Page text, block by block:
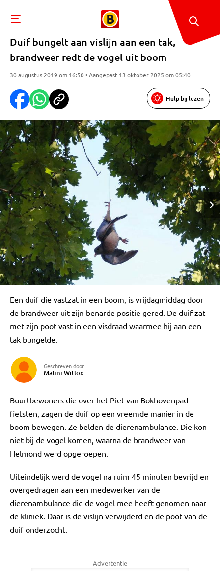
Duif bungelt aan vislijn aan een tak,
brandweer redt de vogel uit boom
30 augustus 2019 om 16:50 • Aangepast 13 oktober 2025 om 05:40
Hulp bij lezen
Een duif die vastzat in een boom, is vrijdagmiddag door
de brandweer uit zijn benarde positie gered. De duif zat
met zijn poot vast in een visdraad waarmee hij aan een
tak bungelde.
Geschreven door
Malini Witlox
Buurtbewoners die over het Piet van Bokhovenpad
fietsten, zagen de duif op een vreemde manier in de
boom bewegen. Ze belden de dierenambulance. Die kon
niet bij de vogel komen, waarna de brandweer van
Helmond werd opgeroepen.
Uiteindelijk werd de vogel na ruim 45 minuten bevrijd en
overgedragen aan een medewerker van de
dierenambulance die de vogel mee heeft genomen naar
de kliniek. Daar is de vislijn verwijderd en de poot van de
duif onderzocht.
Advertentie